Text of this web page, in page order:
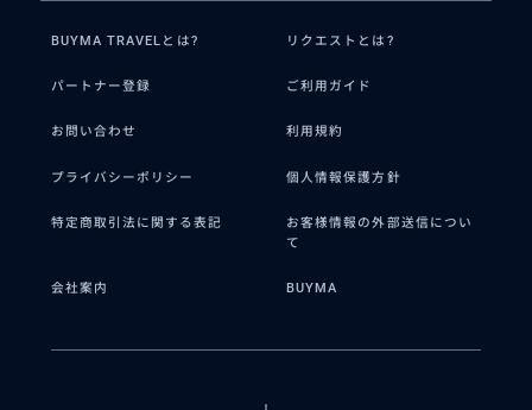
BUYMA TRAVELとは? リクエストとは?
パートナー登録 ご利用ガイド
お問い合わせ 利用規約
プライバシーポリシー 個人情報保護方針
特定商取引法に関する表記
お客様情報の外部送信につい
て
会社案内 BUYMA